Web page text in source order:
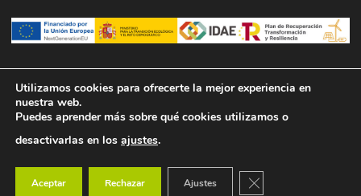
Utilizamos cookies para ofrecerte la mejor experiencia en
nuestra web.
Puedes aprender más sobre qué cookies utilizamos o
desactivarlas en los ajustes.
Aceptar Rechazar Ajustes Cerrar el banner de